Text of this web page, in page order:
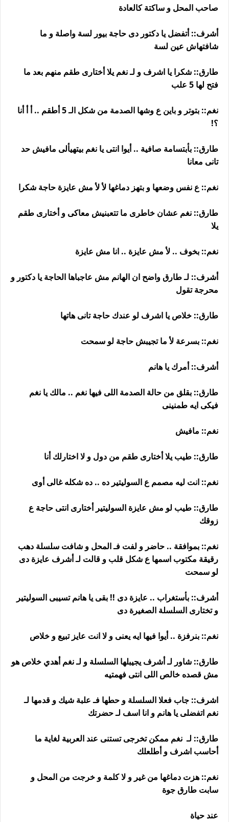
صاحب المحل و ساكتة كالعادة
أشرف:: أتفضل يا دكتور دى حاجة بيور لسة واصلة و ما
شافتهاش عين لسة
طارق:: شكرا يا اشرف و لـ نغم يلا أختارى طقم منهم بعد ما
فتح لها 5 علب
نغم:: بتوتر و باين ع وشها الصدمة من شكل الـ 5 أطقم .. أ أ أنا
؟!
طارق:: بأبتسامة صافية .. أيوا انتى يا نغم بيتهيألى مافيش حد
تانى معانا
نغم:: ع نفس وضعها و بتهز دماغها لأ لأ مش عايزة حاجة شكرا
طارق:: نغم عشان خاطرى ما تتعبنيش معاكى و أختارى طقم
يلا
نغم:: بخوف .. لأ مش عايزة .. انا مش عايزة
أشرف:: لـ طارق واضح ان الهانم مش عاجباها الحاجة يا دكتور و
محرجة تقول
طارق:: خلاص يا اشرف لو عندك حاجة تانى هاتها
نغم:: بسرعة لأ ما تجيبش حاجة لو سمحت
أشرف:: أمرك يا هانم
طارق:: بقلق من حالة الصدمة اللى فيها نغم .. مالك يا نغم
فيكى ايه طمنينى
نغم:: مافيش
طارق:: طيب يلا أختارى طقم من دول و لا اختارلك أنا
نغم:: انت ليه مصمم ع السوليتير ده .. ده شكله غالى أوى
طارق:: طيب لو مش عايزة السوليتير أختارى انتى حاجة ع
زوقك
نغم:: بموافقة .. حاضر و لفت فـ المحل و شافت سلسلة دهب
رقيقة مكتوب اسمها ع شكل قلب و قالت لـ أشرف عايزة دى
لو سمحت
أشرف:: بأستغراب .. عايزة دى !! بقى يا هانم تسيبى السوليتير
و تختارى السلسلة الصغيرة دى
نغم:: بنرفزة .. أيوا فيها ايه يعنى و لا انت عايز تبيع و خلاص
طارق:: شاور لـ أشرف يجيبلها السلسلة و لـ نغم أهدي خلاص هو
مش قصده خالص اللى انتى فهمتيه
اشرف:: جاب فعلا السلسلة و حطها فـ علبة شيك و قدمها لـ
نغم اتفضلى يا هانم و انا اسف لـ حضرتك
طارق:: لـ نغم ممكن تخرجى تستنى عند العربية لغاية ما
أحاسب اشرف و أطلعلك
نغم:: هزت دماغها من غير و لا كلمة و خرجت من المحل و
سابت طارق جوة
عند حياة